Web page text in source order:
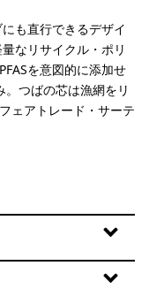
も直行できるデザイ
なリサイクル・ポリ
を意図的に添加せ
つばの芯は漁網をリ
ェアトレード・サーテ